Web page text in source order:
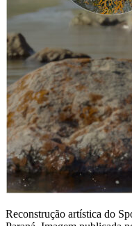
Reconstrução artística do